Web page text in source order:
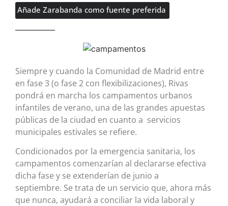
Añade Zarabanda como fuente preferida
Siempre y cuando la Comunidad de Madrid entre
en fase 3 (o fase 2 con flexibilizaciones), Rivas
pondrá en marcha los campamentos urbanos
infantiles de verano, una de las grandes apuestas
públicas de la ciudad en cuanto a servicios
municipales estivales se refiere.
Condicionados por la emergencia sanitaria, los
campamentos comenzarían al declararse efectiva
dicha fase y se extenderían de junio a
septiembre. Se trata de un servicio que, ahora más
que nunca, ayudará a conciliar la vida laboral y